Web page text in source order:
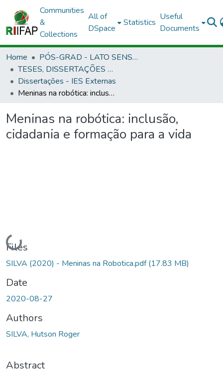
Communities
&
Collections
All of
DSpace
Statistics
Useful
Documents
Home
PÓS-GRAD - LATO SENSU E STRICTO SENSU
TESES, DISSERTAÇÕES E ESPECIALIZAÇÃO APROVADAS EM OUTRAS INSTITUIÇÕES
Dissertações - IES Externas
Meninas na robótica: inclusão, cidadania e formação para a vida
Meninas na robótica: inclusão,
cidadania e formação para a vida
Loading...
Files
SILVA (2020) - Meninas na Robotica.pdf(17.83 MB)
Date
2020-08-27
Authors
SILVA, Hutson Roger
Abstract